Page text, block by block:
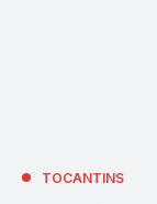
TOCANTINS